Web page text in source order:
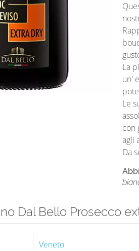
La
un'
Le
con
agli
Da
Dal Bello Prosecco
Veneto